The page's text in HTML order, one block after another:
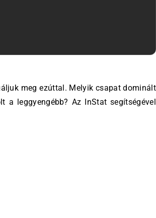
leggyengébb? Az InStat segítségével